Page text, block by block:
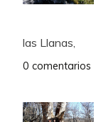
las Llanas,
0 comentarios